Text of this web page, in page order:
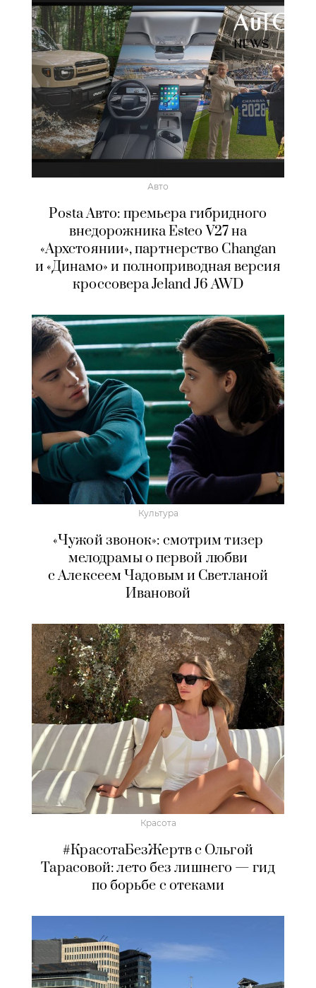
Авто
Posta Авто: премьера гибридного
внедорожника Esteo V27 на
«Архстоянии», партнерство Changan
и «Динамо» и полноприводная версия
кроссовера Jeland J6 AWD
Культура
«Чужой звонок»: смотрим тизер
мелодрамы о первой любви
с Алексеем Чадовым и Светланой
Ивановой
Красота
#КрасотаБезЖертв с Ольгой
Тарасовой: лето без лишнего — гид
по борьбе с отеками